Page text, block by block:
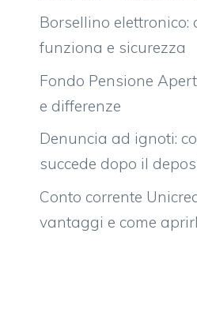
Borsellino elettronico:
funziona e sicurezza
Fondo Pensione
e differenze
Denuncia ad ignoti:
succede dopo il
Conto corrente
vantaggi e come